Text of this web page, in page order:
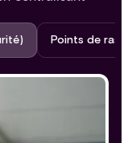
Points de